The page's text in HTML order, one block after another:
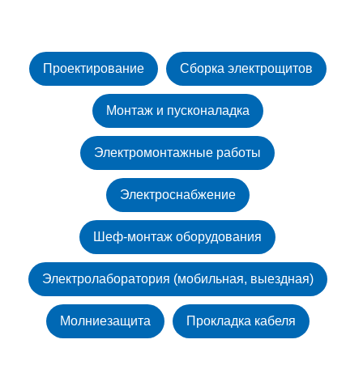
Проектирование Сборка электрощитов
Монтаж и пусконаладка
Электромонтажные работы
Электроснабжение
Шеф-монтаж оборудования
Электролаборатория (мобильная, выездная)
Молниезащита Прокладка кабеля